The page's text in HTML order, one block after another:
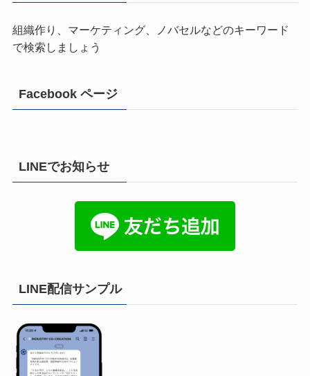
組織作り、マーケティング、ノバセルなどのキーワード
で検索しましょう
Facebook ページ
LINEでお知らせ
LINE配信サンプル